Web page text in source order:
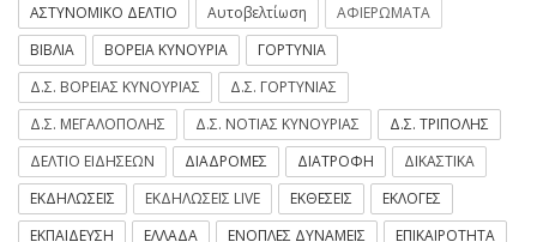
ΑΣΤΥΝΟΜΙΚΟ ΔΕΛΤΙΟ
Αυτοβελτίωση
ΑΦΙΕΡΩΜΑΤΑ
ΒΙΒΛΙΑ
ΒΟΡΕΙΑ ΚΥΝΟΥΡΙΑ
ΓΟΡΤΥΝΙΑ
Δ.Σ. ΒΟΡΕΙΑΣ ΚΥΝΟΥΡΙΑΣ
Δ.Σ. ΓΟΡΤΥΝΙΑΣ
Δ.Σ. ΜΕΓΑΛΟΠΟΛΗΣ
Δ.Σ. ΝΟΤΙΑΣ ΚΥΝΟΥΡΙΑΣ
Δ.Σ. ΤΡΙΠΟΛΗΣ
ΔΕΛΤΙΟ ΕΙΔΗΣΕΩΝ
ΔΙΑΔΡΟΜΕΣ ΔΙΑΤΡΟΦΗ
ΔΙΚΑΣΤΙΚΑ
ΕΚΔΗΛΩΣΕΙΣ
ΕΚΔΗΛΩΣΕΙΣ LIVE ΕΚΘΕΣΕΙΣ
ΕΚΛΟΓΕΣ
ΕΚΠΑΙΔΕΥΣΗ
ΕΛΛΑΔΑ ΕΝΟΠΛΕΣ ΔΥΝΑΜΕΙΣ
ΕΠΙΚΑΙΡΟΤΗΤΑ